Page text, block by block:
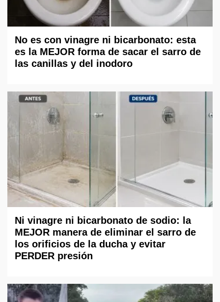
No es con vinagre ni bicarbonato: esta
es la MEJOR forma de sacar el sarro de
las canillas y del inodoro
Ni vinagre ni bicarbonato de sodio: la
MEJOR manera de eliminar el sarro de
los orificios de la ducha y evitar
PERDER presión